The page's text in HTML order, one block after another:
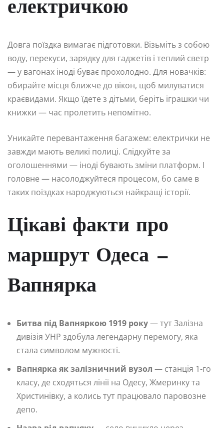
електричкою
Довга поїздка вимагає підготовки. Візьміть з собою
воду, перекуси, зарядку для гаджетів і теплий светр
— у вагонах іноді буває прохолодно. Для новачків:
обирайте місця ближче до вікон, щоб милуватися
краєвидами. Якщо їдете з дітьми, беріть іграшки чи
книжки — час пролетить непомітно.
Уникайте перевантаження багажем: електрички не
завжди мають великі полиці. Слідкуйте за
оголошеннями — іноді бувають зміни платформ. І
головне — насолоджуйтеся процесом, бо саме в
таких поїздках народжуються найкращі історії.
Цікаві факти про
маршрут Одеса —
Вапнярка
Битва під Вапняркою 1919 року— тут Залізна
дивізія УНР здобула легендарну перемогу, яка
стала символом мужності.
Вапнярка як залізничний вузол — станція 1-го
класу, де сходяться лінії на Одесу, Жмеринку та
Христинівку, а колись тут працювало паровозне
депо.